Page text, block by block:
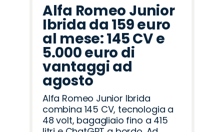
Alfa Romeo Junior
Ibrida da 159 euro
al mese: 145 CV e
5.000 euro di
vantaggi ad
agosto
Alfa Romeo Junior Ibrida
combina 145 CV, tecnologia a
48 volt, bagagliaio fino a 415